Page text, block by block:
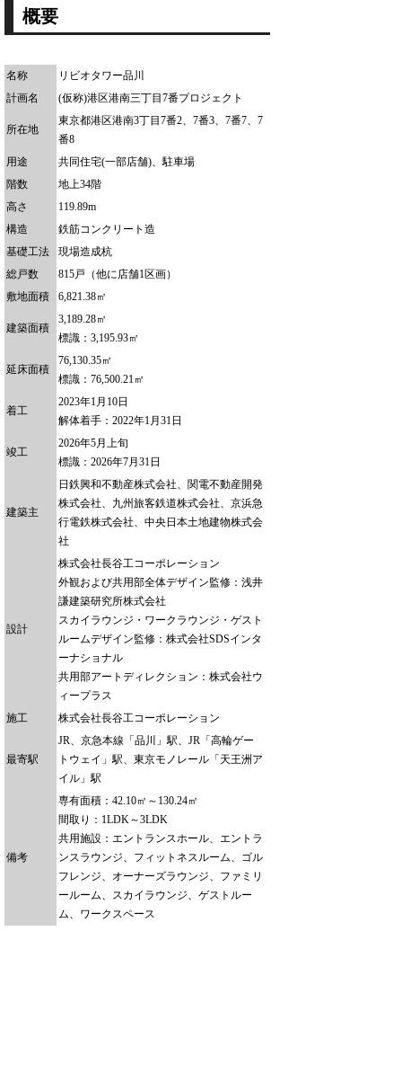
概要
名称
リビオタワー品川
計画名
(仮称)港区港南三丁目7番プロジェクト
所在地
東京都港区港南3丁目7番2、7番3、7番7、7
番8
用途
共同住宅(一部店舗)、駐車場
階数
地上34階
高さ
119.89m
構造
鉄筋コンクリート造
基礎工法
現場造成杭
総戸数
815戸（他に店舗1区画）
敷地面積
6,821.38㎡
建築面積
3,189.28㎡
標識：3,195.93㎡
延床面積
76,130.35㎡
標識：76,500.21㎡
着工
2023年1月10日
解体着手：2022年1月31日
竣工
2026年5月上旬
標識：2026年7月31日
建築主
日鉄興和不動産株式会社、関電不動産開発
株式会社、九州旅客鉄道株式会社、京浜急
行電鉄株式会社、中央日本土地建物株式会
社
設計
株式会社長谷工コーポレーション
外観および共用部全体デザイン監修：浅井
謙建築研究所株式会社
スカイラウンジ・ワークラウンジ・ゲスト
ルームデザイン監修：株式会社SDSインタ
ーナショナル
共用部アートディレクション：株式会社ウ
ィープラス
施工
株式会社長谷工コーポレーション
最寄駅
JR、京急本線「品川」駅、JR「高輪ゲー
トウェイ」駅、東京モノレール「天王洲ア
イル」駅
備考
専有面積：42.10㎡～130.24㎡
間取り：1LDK～3LDK
共用施設：エントランスホール、エントラ
ンスラウンジ、フィットネスルーム、ゴル
フレンジ、オーナーズラウンジ、ファミリ
ールーム、スカイラウンジ、ゲストルー
ム、ワークスペース